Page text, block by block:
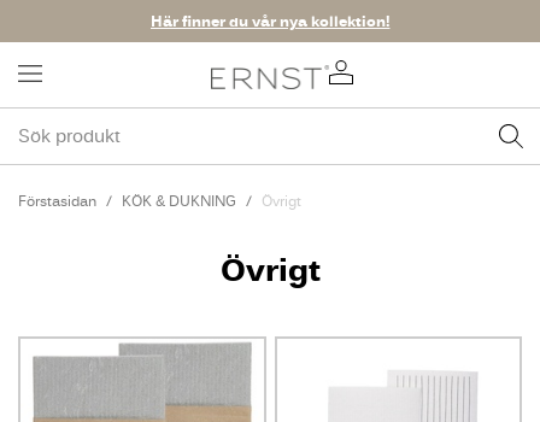
Här finner du vår nya kollektion!
Förstasidan KÖK & DUKNING Övrigt
Övrigt